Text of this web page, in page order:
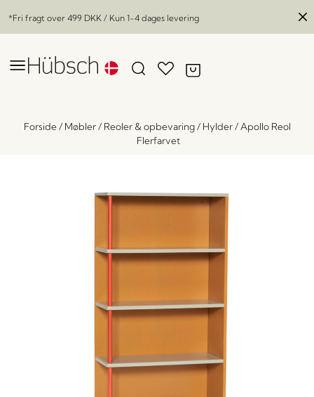
*Fri fragt over 499 DKK / Kun 1-4 dages levering
Forside/ Møbler/ Reoler & opbevaring/ Hylder/ Apollo Reol
Flerfarvet